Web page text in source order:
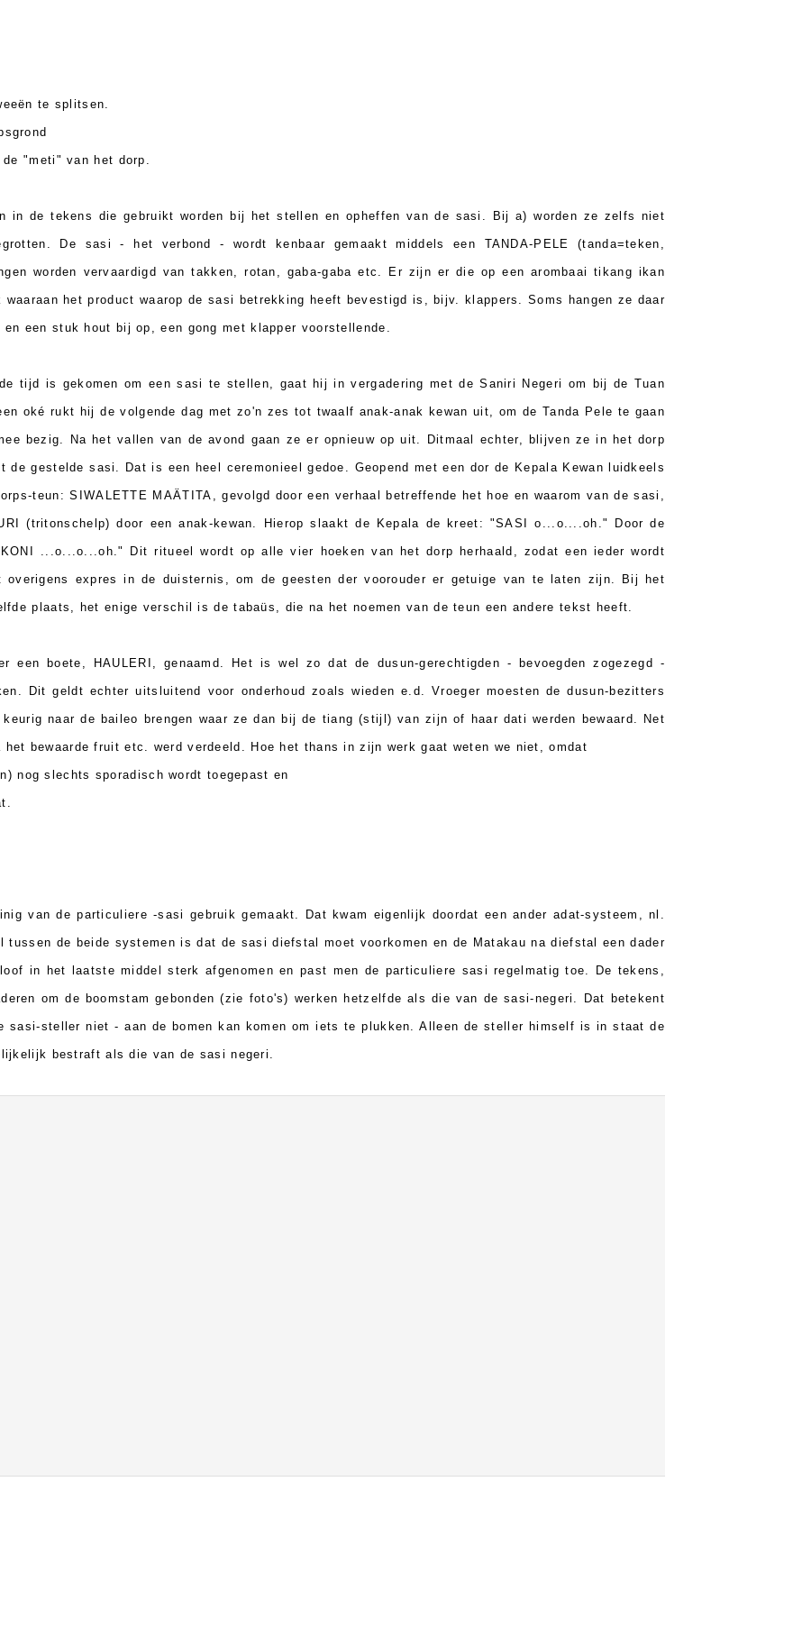
te splitsen.
"meti" van het dorp.
in de tekens die gebruikt worden bij het stellen en opheffen van de sasi. Bij a) worden ze zelfs niet
De sasi - het verbond - wordt kenbaar gemaakt middels een TANDA-PELE (tanda=teken,
worden vervaardigd van takken, rotan, gaba-gaba etc. Er zijn er die op een arombaai tikang ikan
het product waarop de sasi betrekking heeft bevestigd is, bijv. klappers. Soms hangen ze daar
een stuk hout bij op, een gong met klapper voorstellende.
tijd is gekomen om een sasi te stellen, gaat hij in vergadering met de Saniri Negeri om bij de Tuan
oké rukt hij de volgende dag met zo'n zes tot twaalf anak-anak kewan uit, om de Tanda Pele te gaan
bezig. Na het vallen van de avond gaan ze er opnieuw op uit. Ditmaal echter, blijven ze in het dorp
gestelde sasi. Dat is een heel ceremonieel gedoe. Geopend met een dor de Kepala Kewan luidkeels
teun: SIWALETTE MAÄTITA, gevolgd door een verhaal betreffende het hoe en waarom van de sasi,
(tritonschelp) door een anak-kewan. Hierop slaakt de Kepala de kreet: "SASI o...o....oh." Door de
...o...o...oh." Dit ritueel wordt op alle vier hoeken van het dorp herhaald, zodat een ieder wordt
expres in de duisternis, om de geesten der voorouder er getuige van te laten zijn. Bij het
plaats, het enige verschil is de tabaüs, die na het noemen van de teun een andere tekst heeft.
een boete, HAULERI, genaamd. Het is wel zo dat de dusun-gerechtigden - bevoegden zogezegd -
Dit geldt echter uitsluitend voor onderhoud zoals wieden e.d. Vroeger moesten de dusun-bezitters
naar de baileo brengen waar ze dan bij de tiang (stijl) van zijn of haar dati werden bewaard. Net
bewaarde fruit etc. werd verdeeld. Hoe het thans in zijn werk gaat weten we niet, omdat
nog slechts sporadisch wordt toegepast en
van de particuliere -sasi gebruik gemaakt. Dat kwam eigenlijk doordat een ander adat-systeem, nl.
tussen de beide systemen is dat de sasi diefstal moet voorkomen en de Matakau na diefstal een dader
in het laatste middel sterk afgenomen en past men de particuliere sasi regelmatig toe. De tekens,
om de boomstam gebonden (zie foto's) werken hetzelfde als die van de sasi-negeri. Dat betekent
sasi-steller niet - aan de bomen kan komen om iets te plukken. Alleen de steller himself is in staat de
bestraft als die van de sasi negeri.